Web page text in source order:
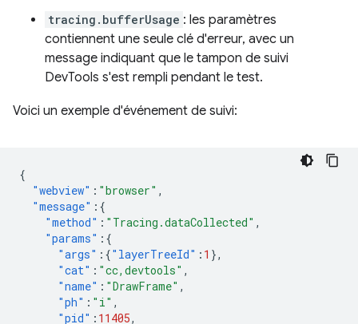
tracing.bufferUsage : les paramètres
contiennent une seule clé d'erreur, avec un
message indiquant que le tampon de suivi
DevTools s'est rempli pendant le test.
Voici un exemple d'événement de suivi:
{
"webview" : "browser" ,
"message" :{
"method" : "Tracing.dataCollected" ,
"params" :{
"args" :{"layerTreeId" : 1 },
"cat" : "cc,devtools" ,
"name" : "DrawFrame" ,
"ph" : "i" ,
"pid" : 11405,